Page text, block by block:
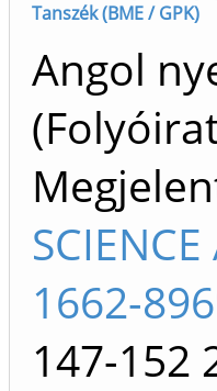
Tanszék (BME / GPK)
Angol
1662-
147-152